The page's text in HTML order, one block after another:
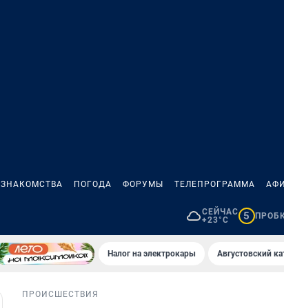
ЗНАКОМСТВА ПОГОДА ФОРУМЫ ТЕЛЕПРОГРАММА
СЕЙЧАС
+23°C
5
Налог на электрокары Августовский
ПРОИСШЕСТВИЯ